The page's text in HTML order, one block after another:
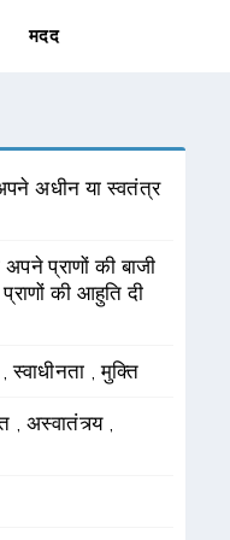
मदद
अधीन या स्वतंत्र
प्राणों की बाजी
की आहुति दी
,स्वाधीनता ,मुक्ति
, अस्वातंत्र्य ,